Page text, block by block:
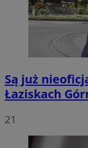
Są już
Łaziskach
21